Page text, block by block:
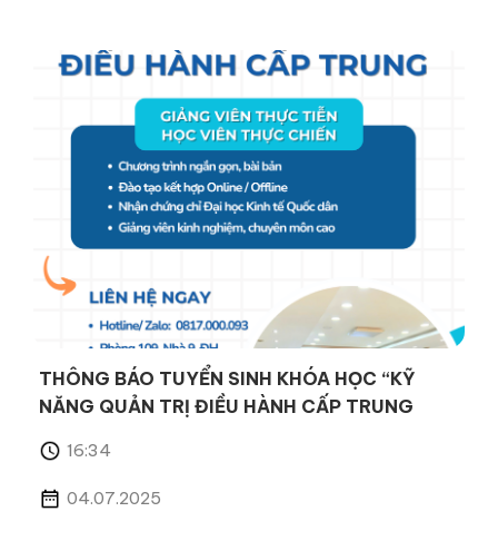
THÔNG BÁO TUYỂN SINH KHÓA HỌC “KỸ
NĂNG QUẢN TRỊ ĐIỀU HÀNH CẤP TRUNG
16:34
04.07.2025